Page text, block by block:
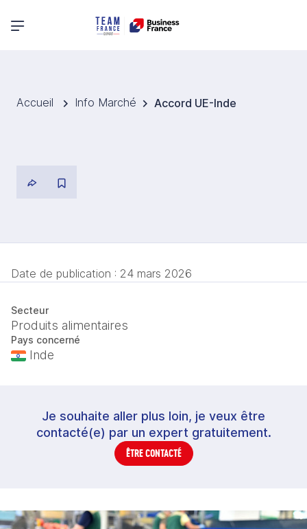
Menu principal
Accueil Info Marché Accord UE-Inde
Date de publication : 24 mars 2026
Secteur
Produits alimentaires
Pays concerné
Inde
Je souhaite aller plus loin, je veux être
contacté(e) par un expert gratuitement.
ÊTRE CONTACTÉ